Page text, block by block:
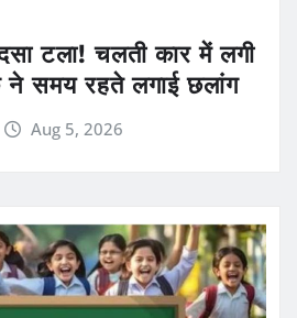
टला! चलती कार में लगी
समय रहते लगाई छलांग
Aug 5, 2026